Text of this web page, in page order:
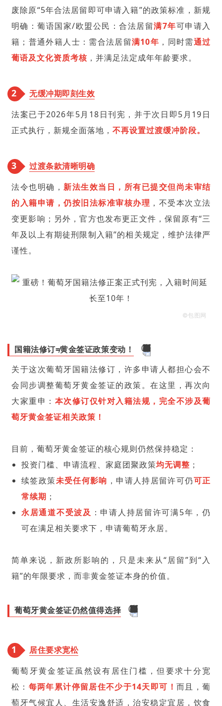
废除原“5年合法居留即可申请入籍”的政策标准，新规
明确：葡语国家/欧盟公民：合法居留满7年可申请入
籍；普通外籍人士：需合法居留满10年 ，同时需通过
葡语及文化资质考核 ，并满足法定成年年龄要求。
2
无缓冲期即刻生效
法案已于2026年5月18日刊宪，并于次日即5月19日
正式执行，新规全面落地， 不再设置过渡缓冲阶段。
3
过渡条款清晰明确
法令也明确， 新法生效当日，所有已提交但尚未审结
的入籍申请，仍按旧法标准审核办理 ，不受本次立法
变更影响；另外，官方也发布更正文件，保留原有“三
年及以上有期徒刑限制入籍”的相关规定，维护法律严
谨性。
©包图网
国籍法修订≠黄金签证政策变动！
关于这次葡萄牙国籍法修订，许多申请人都担心会不
会同步调整葡萄牙黄金签证的政策。在这里，再次向
大家重申： 本次修订仅针对入籍法规，完全不涉及葡
萄牙黄金签证相关政策！
目前，葡萄牙黄金签证的核心规则仍然保持稳定：
投资门槛、申请流程、家庭团聚政策均无调整 ；
续签政策未受任何影响 ，申请人持居留许可仍可正
常续期 ；
永居通道不受波及 ：申请人持居留许可满5年，仍
可在满足相关要求下，申请葡萄牙永居。
简单来说，新政所影响的，只是未来从“居留”到“入
籍”的年限要求，而非黄金签证本身的价值。
葡萄牙黄金签证仍然值得选择
1
居住要求宽松
葡萄牙黄金签证虽然设有居住门槛，但要求十分宽
松： 每两年累计停留居住不少于14天即可！ 而且，葡
萄牙气候宜人、生活安逸舒适，治安稳定宜居，饮食